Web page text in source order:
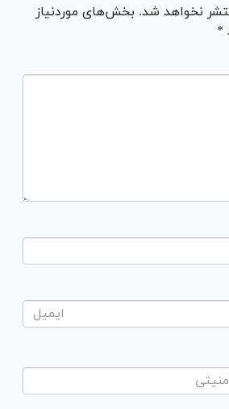
نخواهد شد. بخش‌های موردنیاز
*